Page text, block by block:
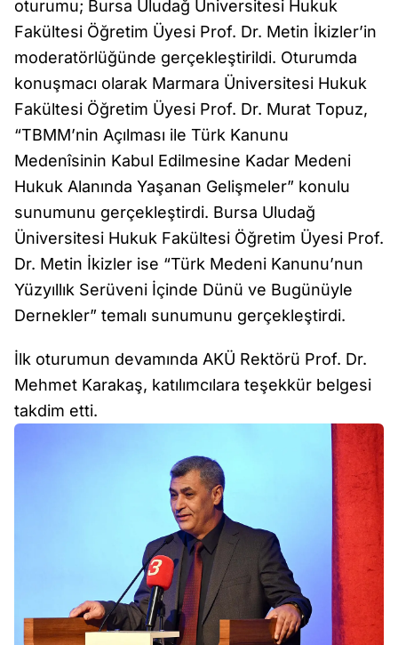
oturumu; Bursa Uludağ Üniversitesi Hukuk
Fakültesi Öğretim Üyesi Prof. Dr. Metin İkizler’in
moderatörlüğünde gerçekleştirildi. Oturumda
konuşmacı olarak Marmara Üniversitesi Hukuk
Fakültesi Öğretim Üyesi Prof. Dr. Murat Topuz,
“TBMM’nin Açılması ile Türk Kanunu
Medenîsinin Kabul Edilmesine Kadar Medeni
Hukuk Alanında Yaşanan Gelişmeler” konulu
sunumunu gerçekleştirdi. Bursa Uludağ
Üniversitesi Hukuk Fakültesi Öğretim Üyesi Prof.
Dr. Metin İkizler ise “Türk Medeni Kanunu’nun
Yüzyıllık Serüveni İçinde Dünü ve Bugünüyle
Dernekler” temalı sunumunu gerçekleştirdi.
İlk oturumun devamında AKÜ Rektörü Prof. Dr.
Mehmet Karakaş, katılımcılara teşekkür belgesi
takdim etti.